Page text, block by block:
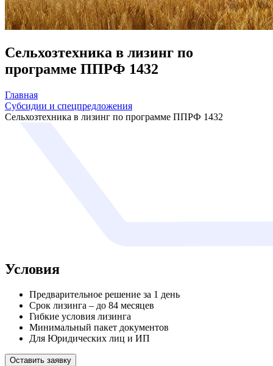
Сельхозтехника в лизинг по
программе ППРФ 1432
Главная
Субсидии и спецпредложения
Сельхозтехника в лизинг по программе ППРФ 1432
Условия
Предварительное решение за 1 день
Срок лизинга – до 84 месяцев
Гибкие условия лизинга
Минимальный пакет документов
Для Юридических лиц и ИП
Оставить заявку